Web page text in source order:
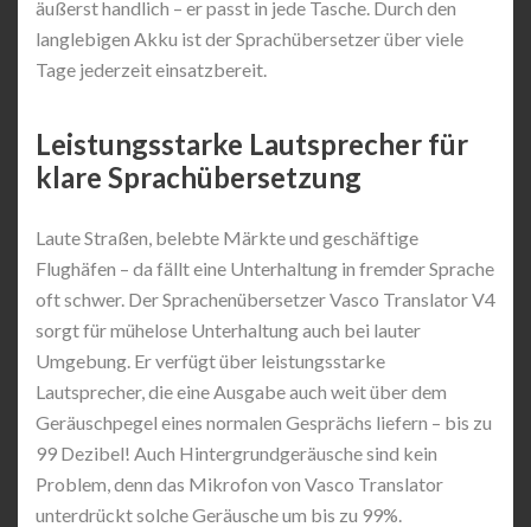
äußerst handlich – er passt in jede Tasche. Durch den
langlebigen Akku ist der Sprachübersetzer über viele
Tage jederzeit einsatzbereit.
Leistungsstarke Lautsprecher für
klare Sprachübersetzung
Laute Straßen, belebte Märkte und geschäftige
Flughäfen – da fällt eine Unterhaltung in fremder Sprache
oft schwer. Der Sprachenübersetzer Vasco Translator V4
sorgt für mühelose Unterhaltung auch bei lauter
Umgebung. Er verfügt über leistungsstarke
Lautsprecher, die eine Ausgabe auch weit über dem
Geräuschpegel eines normalen Gesprächs liefern – bis zu
99 Dezibel! Auch Hintergrundgeräusche sind kein
Problem, denn das Mikrofon von Vasco Translator
unterdrückt solche Geräusche um bis zu 99%.